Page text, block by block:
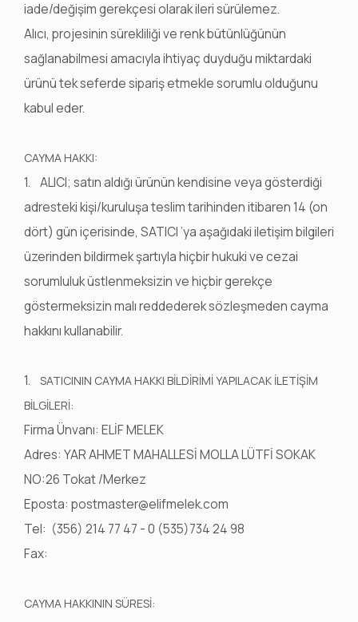
iade/değişim gerekçesi olarak ileri sürülemez.
Alıcı, projesinin sürekliliği ve renk bütünlüğünün
sağlanabilmesi amacıyla ihtiyaç duyduğu miktardaki
ürünü tek seferde sipariş etmekle sorumlu olduğunu
kabul eder.
CAYMA HAKKI:
1. ALICI; satın aldığı ürünün kendisine veya gösterdiği
adresteki kişi/kuruluşa teslim tarihinden itibaren 14 (on
dört) gün içerisinde, SATICI ’ya aşağıdaki iletişim bilgileri
üzerinden bildirmek şartıyla hiçbir hukuki ve cezai
sorumluluk üstlenmeksizin ve hiçbir gerekçe
göstermeksizin malı reddederek sözleşmeden cayma
hakkını kullanabilir.
1. SATICININ CAYMA HAKKI BİLDİRİMİ YAPILACAK İLETİŞİM
BİLGİLERİ:
Firma Ünvanı: ELİF MELEK
Adres: YAR AHMET MAHALLESİ MOLLA LÜTFİ SOKAK
NO:26 Tokat /Merkez
Eposta: postmaster@elifmelek.com
Tel: (356) 214 77 47 - 0 (535)734 24 98
Fax:
CAYMA HAKKININ SÜRESİ: